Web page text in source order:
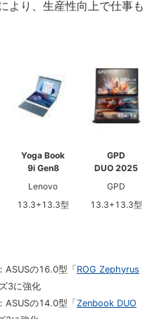
より、生産性向上で仕事も
Yoga Book
9i Gen8
Lenovo
13.3+13.3型
GPD
DUO 2025
GPD
13.3+13.3型
の16.0型「 ROG Zephyrus
3に強化
の14.0型「 Zenbook DUO